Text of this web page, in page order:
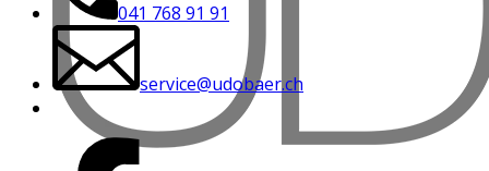
041 768 91 91
service@udobaer.ch